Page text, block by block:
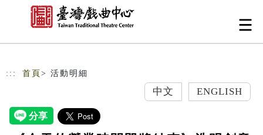
跳到主要內容
網站導覽
::: 首頁 > 活動明細
中文 ENGLISH